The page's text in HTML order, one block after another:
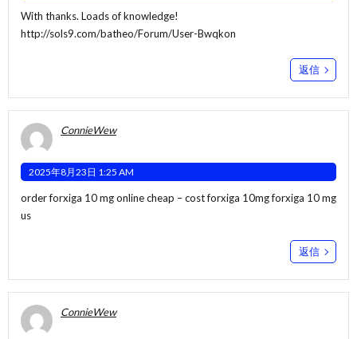
With thanks. Loads of knowledge!
http://sols9.com/batheo/Forum/User-Bwqkon
返信
ConnieWew
2025年8月23日 1:25 AM
order forxiga 10 mg online cheap –cost forxiga 10mgforxiga 10 mg
us
返信
ConnieWew